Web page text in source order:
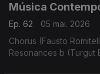
Música
Ep. 62
05 mai. 2026
Chorus (Fausto
Resonances b (Turgut